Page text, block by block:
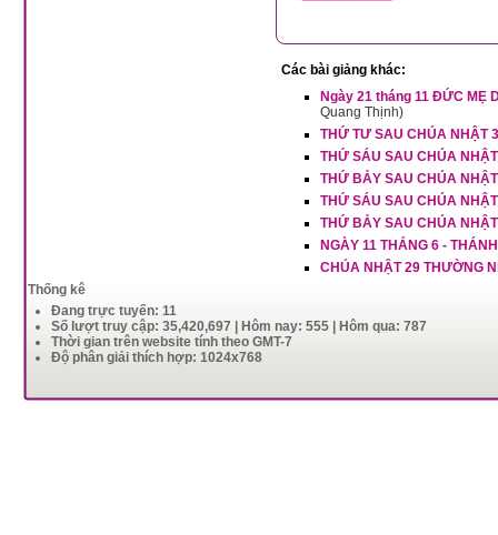
Các bài giảng khác:
Ngày 21 tháng 11 ĐỨC MẸ
Quang Thịnh)
THỨ TƯ SAU CHÚA NHẬT
THỨ SÁU SAU CHÚA
THỨ BẢY SAU CHÚA
THỨ SÁU SAU CHÚA
THỨ BẢY SAU CHÚA
NGÀY 11 THÁNG 6 -
CHÚA NHẬT 29 THƯỜNG
Thống kê
Đang trực tuyến: 11
Số lượt truy cập: 35,420,697 | Hôm nay: 555 | Hôm qua: 787
Thời gian trên website tính theo GMT-7
Độ phân giải thích hợp: 1024x768